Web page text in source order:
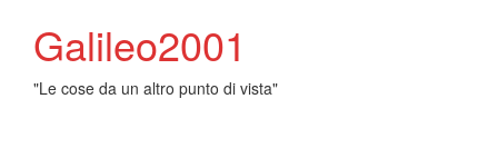
Galileo2001
"Le cose da un altro punto di vista"